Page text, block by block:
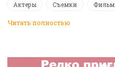
Актеры Съемки Фильм
Читать полностью